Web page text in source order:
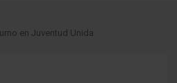
en Juventud Unida